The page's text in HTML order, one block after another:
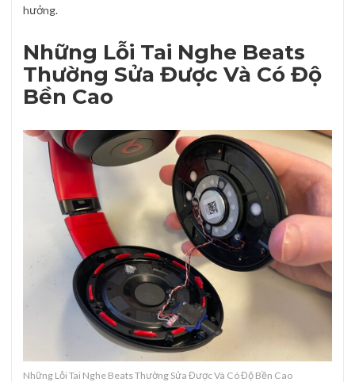
hưởng.
Những Lỗi Tai Nghe Beats
Thường Sửa Được Và Có Độ
Bền Cao
Những Lỗi Tai Nghe Beats Thường Sửa Được Và Có Độ Bền Cao